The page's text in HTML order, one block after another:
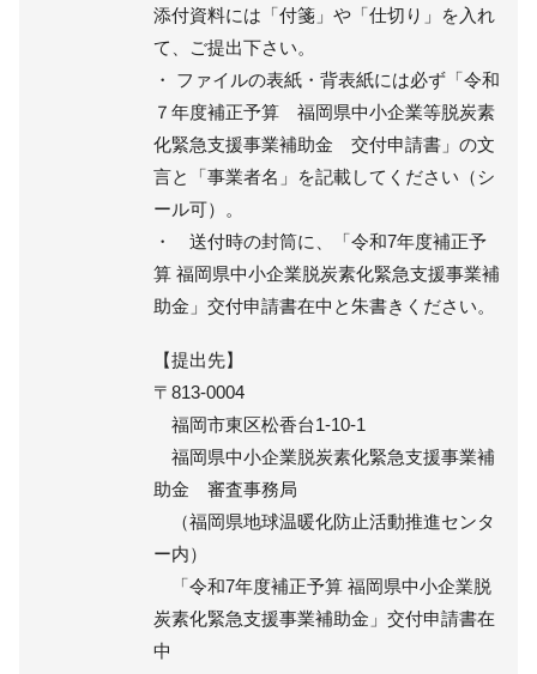
添付資料には「付箋」や「仕切り」を入れ
て、ご提出下さい。
・ ファイルの表紙・背表紙には必ず「令和
７年度補正予算 福岡県中小企業等脱炭素
化緊急支援事業補助金 交付申請書」の文
言と「事業者名」を記載してください（シ
ール可）。
・ 送付時の封筒に、「令和7年度補正予
算 福岡県中小企業脱炭素化緊急支援事業補
助金」交付申請書在中と朱書きください。
【提出先】
〒813-0004
福岡市東区松香台1-10-1
福岡県中小企業脱炭素化緊急支援事業補
助金 審査事務局
（福岡県地球温暖化防止活動推進センタ
ー内）
「令和7年度補正予算 福岡県中小企業脱
炭素化緊急支援事業補助金」交付申請書在
中